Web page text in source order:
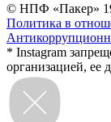
© НПФ «Пакер»
Политика в
* Instagram
организацией, ее